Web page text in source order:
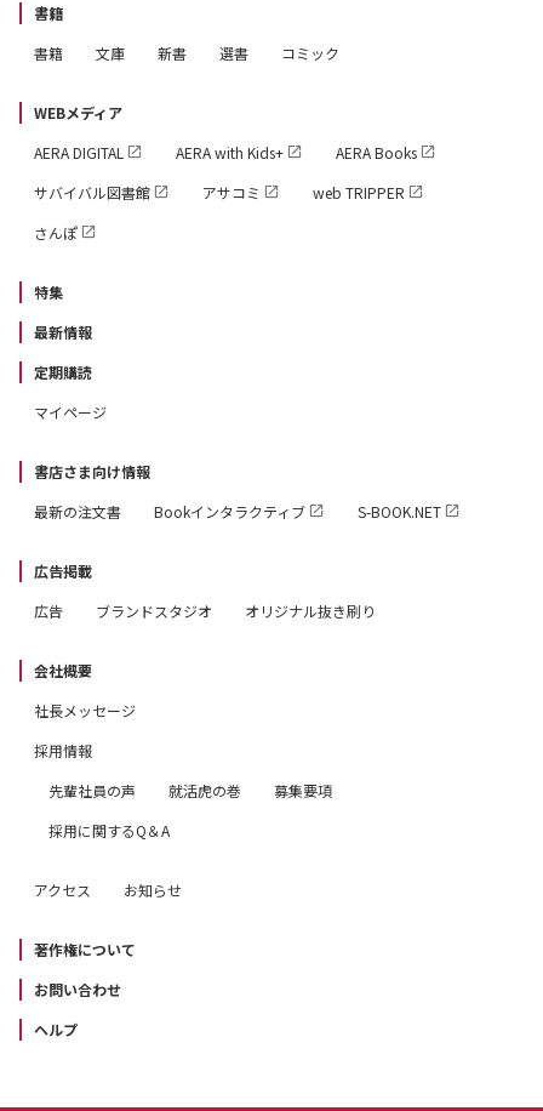
書籍
書籍
文庫 新書 選書 コミック
WEBメディア
AERA DIGITAL
AERA with Kids+
AERA Books
サバイバル図書館
アサコミ
web TRIPPER
さんぽ
特集
最新情報
定期購読
マイページ
書店さま向け情報
最新の注文書
Bookインタラクティブ S-BOOK.NET
広告掲載
広告
ブランドスタジオ オリジナル抜き刷り
会社概要
社長メッセージ
採用情報
先輩社員の声
就活虎の巻
募集要項
採用に関するQ＆A
アクセス お知らせ
著作権について
お問い合わせ
ヘルプ